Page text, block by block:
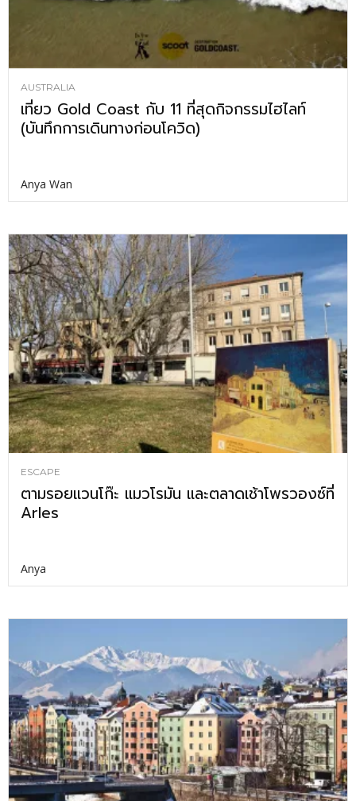
AUSTRALIA
เที่ยว Gold Coast กับ 11 ที่สุดกิจกรรมไฮไลท์
(บันทึกการเดินทางก่อนโควิด)
Anya Wan
ESCAPE
ตามรอยแวนโก๊ะ แมวโรมัน และตลาดเช้าโพรวองซ์ที่
Arles
Anya